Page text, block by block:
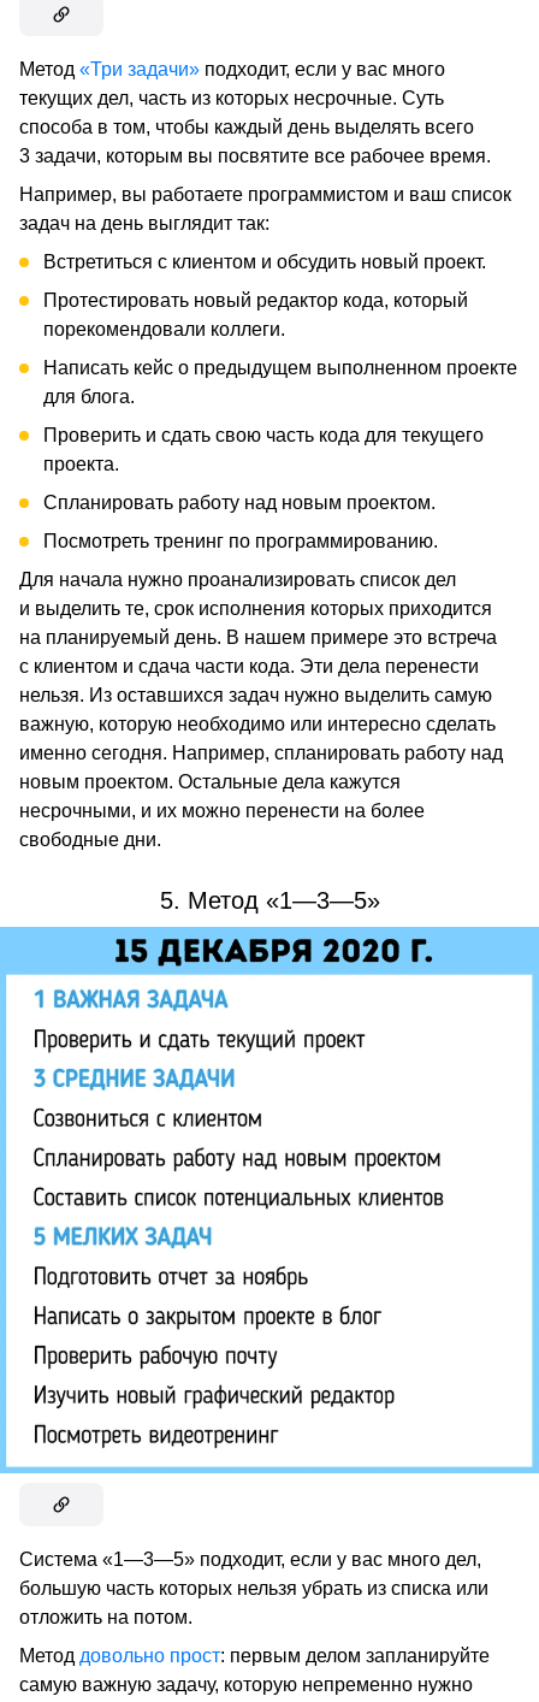
Метод «Три задачи» подходит, если у вас много
текущих дел, часть из которых несрочные. Суть
способа в том, чтобы каждый день выделять всего
3 задачи, которым вы посвятите все рабочее время.
Например, вы работаете программистом и ваш список
задач на день выглядит так:
Встретиться с клиентом и обсудить новый проект.
Протестировать новый редактор кода, который
порекомендовали коллеги.
Написать кейс о предыдущем выполненном проекте
для блога.
Проверить и сдать свою часть кода для текущего
проекта.
Спланировать работу над новым проектом.
Посмотреть тренинг по программированию.
Для начала нужно проанализировать список дел
и выделить те, срок исполнения которых приходится
на планируемый день. В нашем примере это встреча
с клиентом и сдача части кода. Эти дела перенести
нельзя. Из оставшихся задач нужно выделить самую
важную, которую необходимо или интересно сделать
именно сегодня. Например, спланировать работу над
новым проектом. Остальные дела кажутся
несрочными, и их можно перенести на более
свободные дни.
5. Метод «1—3—5»
Система «1—3—5» подходит, если у вас много дел,
большую часть которых нельзя убрать из списка или
отложить на потом.
Метод довольно прост: первым делом запланируйте
самую важную задачу, которую непременно нужно